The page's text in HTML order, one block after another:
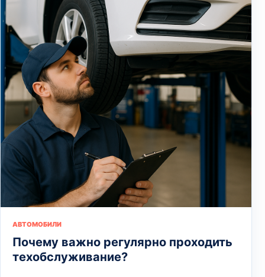
АВТОМОБИЛИ
Почему важно регулярно проходить
техобслуживание?